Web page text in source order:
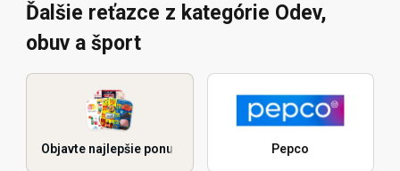
Ďalšie reťazce z kategórie Odev,
obuv a šport
Objavte najlepšie ponuky Pepco